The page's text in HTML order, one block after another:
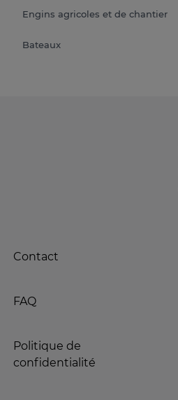
Engins agricoles et de chantier
Bateaux
Contact
FAQ
Politique de
confidentialité